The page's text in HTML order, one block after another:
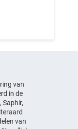
van
in de
Saphir,
van